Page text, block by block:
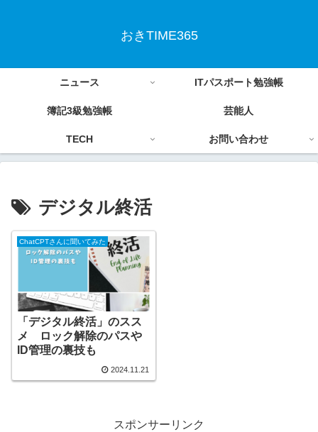
おきTIME365
ニュース ITパスポート勉強帳
簿記3級勉強帳 芸能人
TECH お問い合わせ
デジタル終活
ChatCPTさんに聞いてみた
「デジタル終活」のスス
メ ロック解除のパスや
ID管理の裏技も
2024.11.21
スポンサーリンク